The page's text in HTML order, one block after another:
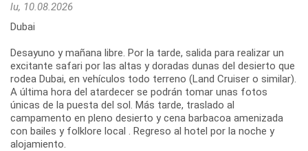
lu, 10.08.2026
Dubai
Desayuno y mañana libre. Por la tarde, salida para realizar un
excitante safari por las altas y doradas dunas del desierto que
rodea Dubai, en vehículos todo terreno (Land Cruiser o similar).
A última hora del atardecer se podrán tomar unas fotos
únicas de la puesta del sol. Más tarde, traslado al
campamento en pleno desierto y cena barbacoa amenizada
con bailes y folklore local . Regreso al hotel por la noche y
alojamiento.